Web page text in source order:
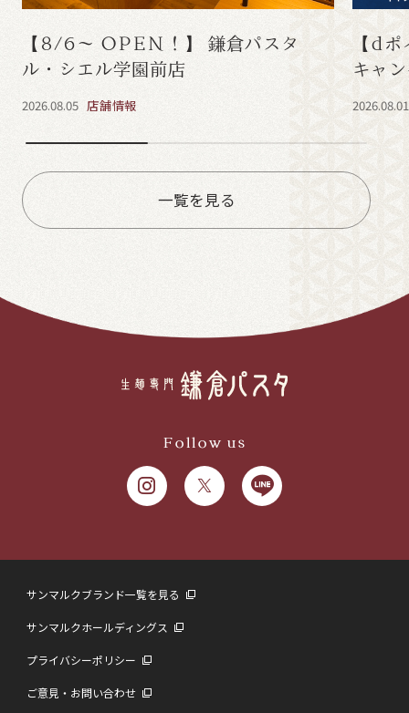
【8/6～ OPEN！】 鎌倉パスタ
ル・シエル学園前店
2026.08.05 店舗情報
【d
キャ
2026.08.01
一覧を見る
Follow us
サンマルクブランド一覧を見る
サンマルクホールディングス
プライバシーポリシー
ご意見・お問い合わせ